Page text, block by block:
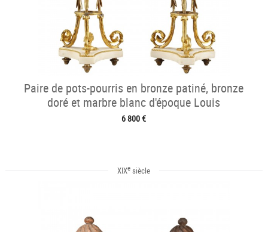
Paire de pots-pourris en bronze patiné, bronze
doré et marbre blanc d'époque Louis
6 800 €
XIXe siècle